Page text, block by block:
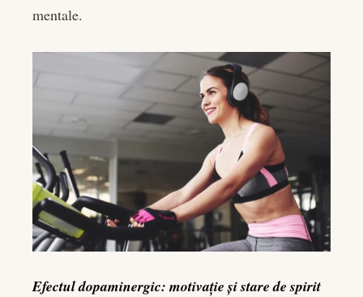
mentale.
Efectul dopaminergic: motivație și stare de spirit